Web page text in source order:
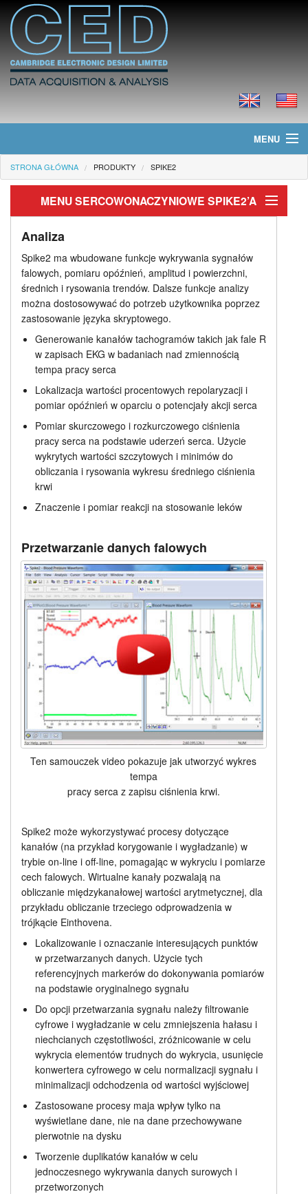
MENU
Strona główna
Informacje
Produkty
Cennik
Pliki do ściągnięcia
Wsparcie
Dealerzy
STRONA GŁÓWNA PRODUKTY SPIKE2
MENU SERCOWONACZYNIOWE SPIKE2’A
Pobieranie danych I Stymulacja
Analiza
Analiza
Spike2 ma wbudowane funkcje wykrywania sygnałów
falowych, pomiaru opóźnień, amplitud i powierzchni,
średnich i rysowania trendów. Dalsze funkcje analizy
można dostosowywać do potrzeb użytkownika poprzez
zastosowanie języka skryptowego.
Generowanie kanałów tachogramów takich jak fale R
w zapisach EKG w badaniach nad zmiennością
tempa pracy serca
Lokalizacja wartości procentowych repolaryzacji i
pomiar opóźnień w oparciu o potencjały akcji serca
Pomiar skurczowego i rozkurczowego ciśnienia
pracy serca na podstawie uderzeń serca. Użycie
wykrytych wartości szczytowych i minimów do
obliczania i rysowania wykresu średniego ciśnienia
krwi
Znaczenie i pomiar reakcji na stosowanie leków
Przetwarzanie danych falowych
Ten samouczek video pokazuje jak utworzyć wykres
tempa
pracy serca z zapisu ciśnienia krwi.
Spike2 może wykorzystywać procesy dotyczące
kanałów (na przykład korygowanie i wygładzanie) w
trybie on-line i off-line, pomagając w wykryciu i pomiarze
cech falowych. Wirtualne kanały pozwalają na
obliczanie międzykanałowej wartości arytmetycznej, dla
przykładu obliczanie trzeciego odprowadzenia w
trójkącie Einthovena.
Lokalizowanie i oznaczanie interesujących punktów
w przetwarzanych danych. Użycie tych
referencyjnych markerów do dokonywania pomiarów
na podstawie oryginalnego sygnału
Do opcji przetwarzania sygnału należy filtrowanie
cyfrowe i wygładzanie w celu zmniejszenia hałasu i
niechcianych częstotliwości, zróżnicowanie w celu
wykrycia elementów trudnych do wykrycia, usunięcie
konwertera cyfrowego w celu normalizacji sygnału i
minimalizacji odchodzenia od wartości wyjściowej
Zastosowane procesy maja wpływ tylko na
wyświetlane dane, nie na dane przechowywane
pierwotnie na dysku
Tworzenie duplikatów kanałów w celu
jednoczesnego wykrywania danych surowych i
przetworzonych